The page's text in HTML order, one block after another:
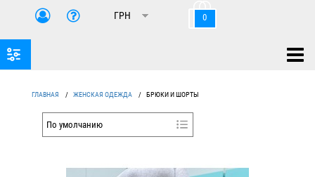
0
ГЛАВНАЯ / ЖЕНСКАЯ ОДЕЖДА / БРЮКИ И ШОРТЫ